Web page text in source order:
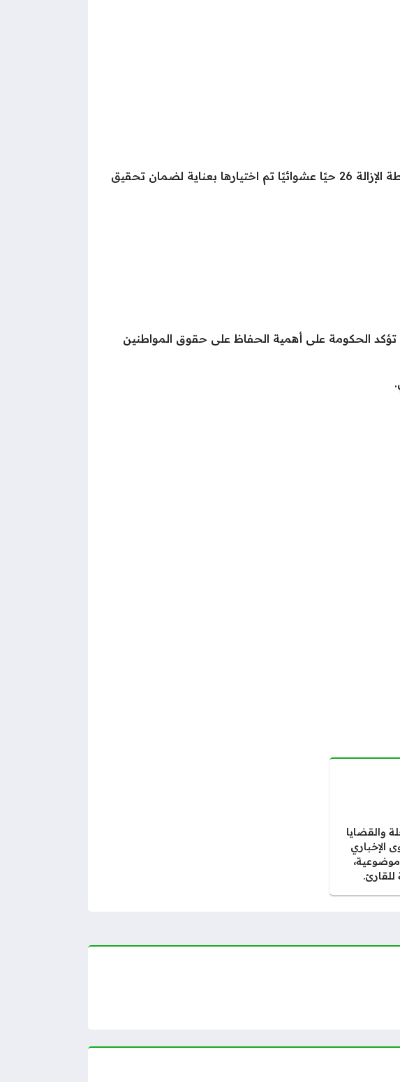
لتطوير المناطق العشوائية هدد مكة 1447 تشمل خطة الإزالة 26 حيًا عشوائيًا تم اختيارها بعناية لضمان تحقيق
تؤكد الحكومة على أهمية الحفاظ على حقوق المواطنين
والقضايا
الإخباري
للقارئ.